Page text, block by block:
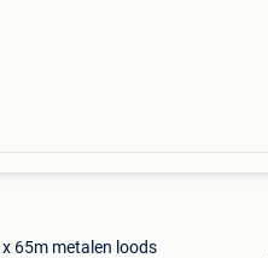
65m metalen loods